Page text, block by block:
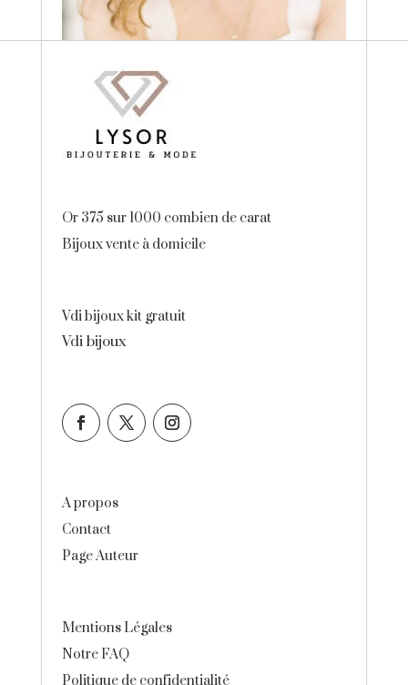
Or 375 sur 1000 combien de carat
Bijoux vente à domicile
Vdi bijoux kit gratuit
Vdi bijoux
A propos
Contact
Page Auteur
Mentions Légales
Notre FAQ
Politique de confidentialité